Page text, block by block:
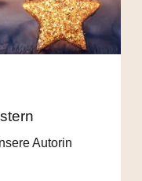
Autorin